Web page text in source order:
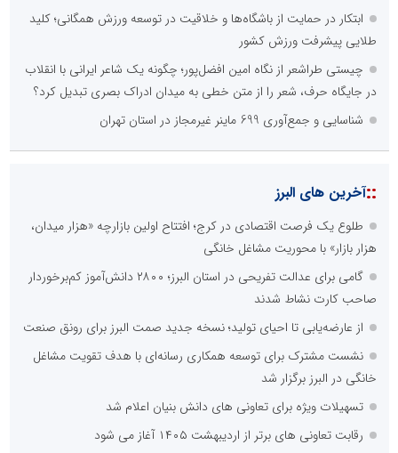
ابتکار در حمایت از باشگاه‌ها و خلاقیت در توسعه ورزش همگانی؛ کلید
طلایی پیشرفت ورزش کشور
چیستی طراشعر از نگاه امین افضل‌پور؛ چگونه یک شاعر ایرانی با انقلاب
در جایگاه حرف، شعر را از متن خطی به میدان ادراک بصری تبدیل کرد؟
شناسایی و جمع‌آوری 699 ماینر غیرمجاز در استان تهران
::آخرین های البرز
طلوع یک فرصت اقتصادی در کرج؛ افتتاح اولین بازارچه «هزار میدان،
هزار بازار» با محوریت مشاغل خانگی
گامی برای عدالت تفریحی در استان البرز؛ ۲۸۰۰ دانش‌آموز کم‌برخوردار
صاحب کارت نشاط شدند
از عارضه‌یابی تا احیای تولید؛ نسخه جدید صمت البرز برای رونق صنعت
نشست مشترک برای توسعه همکاری رسانه‌ای با هدف تقویت مشاغل
خانگی در البرز برگزار شد
تسهیلات ویژه برای تعاونی های دانش بنیان اعلام شد
رقابت تعاونی های برتر از اردیبهشت ۱۴۰۵ آغاز می شود